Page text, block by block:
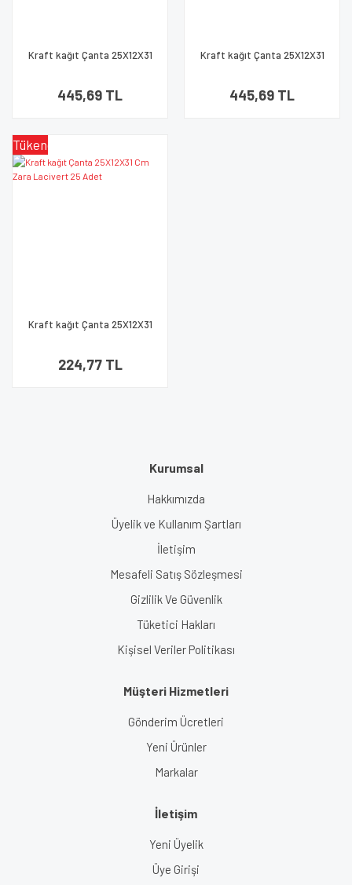
Kraft kağıt Çanta 25X12X31
445,69 TL
Kraft kağıt Çanta 25X12X31
445,69 TL
Tükendi
Kraft kağıt Çanta 25X12X31
224,77 TL
Kurumsal
Hakkımızda
Üyelik ve Kullanım Şartları
İletişim
Mesafeli Satış Sözleşmesi
Gizlilik Ve Güvenlik
Tüketici Hakları
Kişisel Veriler Politikası
Müşteri Hizmetleri
Gönderim Ücretleri
Yeni Ürünler
Markalar
İletişim
Yeni Üyelik
Üye Girişi